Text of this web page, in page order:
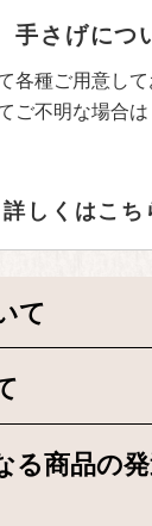
手さげにつ
各種ご用意して
ご不明な場合は
詳しくはこち
て
る商品の